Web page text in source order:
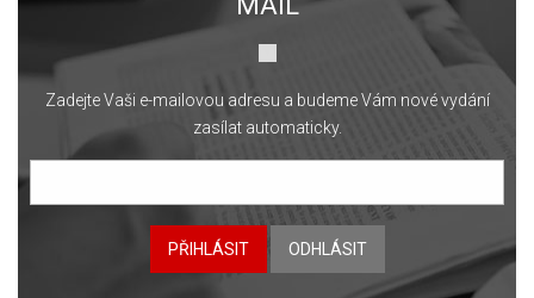
Zadejte Vaši e-mailovou adresu a budeme Vám nové vydání
zasílat automaticky.
PŘIHLÁSIT ODHLÁSIT